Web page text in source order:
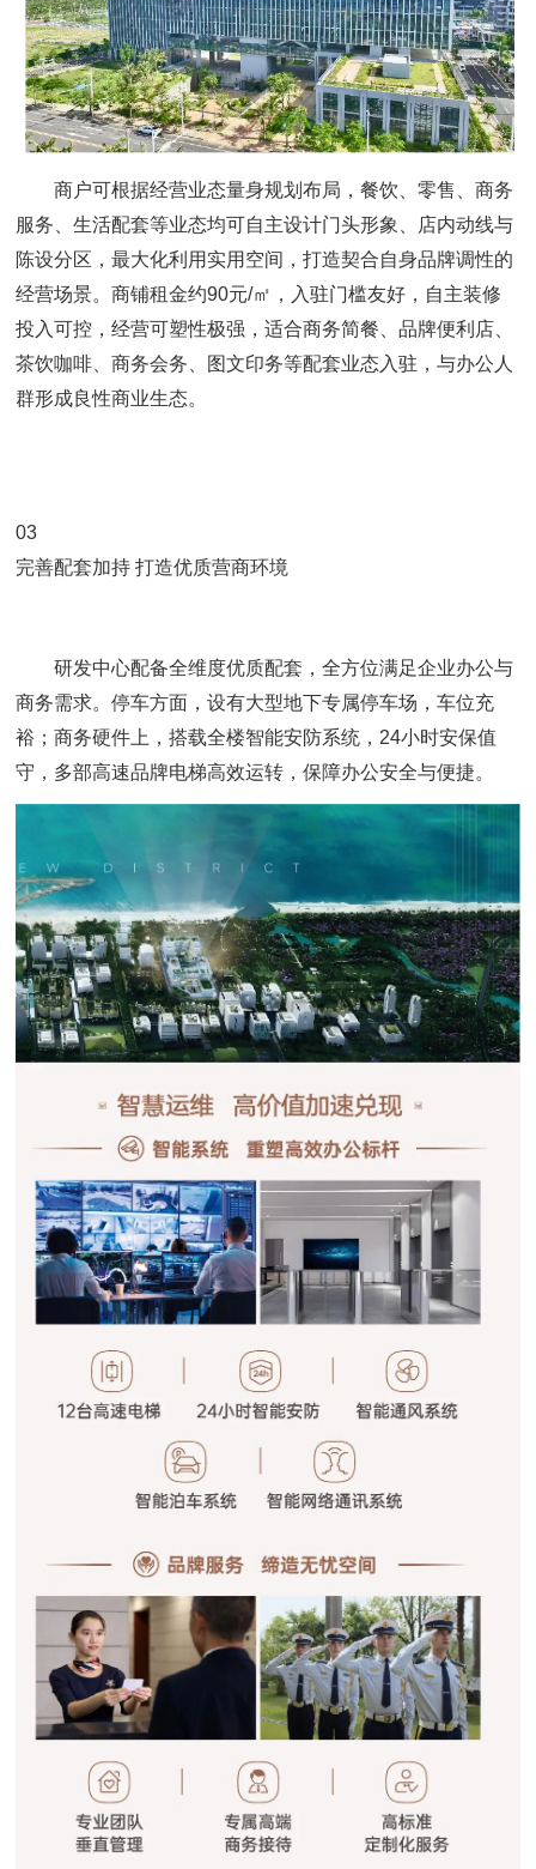
商户可根据经营业态量身规划布局，餐饮、零售、商务
服务、生活配套等业态均可自主设计门头形象、店内动线与
陈设分区，最大化利用实用空间，打造契合自身品牌调性的
经营场景。商铺租金约90元/㎡，入驻门槛友好，自主装修
投入可控，经营可塑性极强，适合商务简餐、品牌便利店、
茶饮咖啡、商务会务、图文印务等配套业态入驻，与办公人
群形成良性商业生态。
03
完善配套加持 打造优质营商环境
研发中心配备全维度优质配套，全方位满足企业办公与
商务需求。停车方面，设有大型地下专属停车场，车位充
裕；商务硬件上，搭载全楼智能安防系统，24小时安保值
守，多部高速品牌电梯高效运转，保障办公安全与便捷。